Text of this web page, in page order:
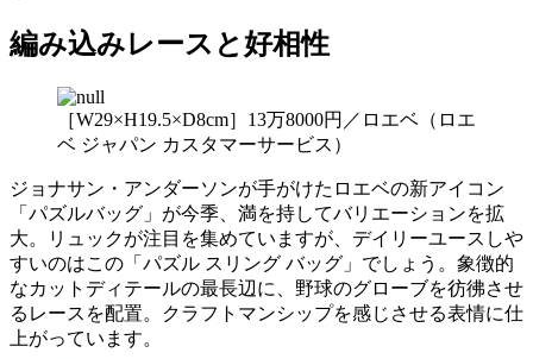
編み込みレースと好相性
［W29×H19.5×D8cm］13万8000円／ロエベ（ロエ
ベ ジャパン カスタマーサービス）
ジョナサン・アンダーソンが手がけたロエベの新アイコン
「パズルバッグ」が今季、満を持してバリエーションを拡
大。リュックが注目を集めていますが、デイリーユースしや
すいのはこの「パズル スリング バッグ」でしょう。象徴的
なカットディテールの最長辺に、野球のグローブを彷彿させ
るレースを配置。クラフトマンシップを感じさせる表情に仕
上がっています。